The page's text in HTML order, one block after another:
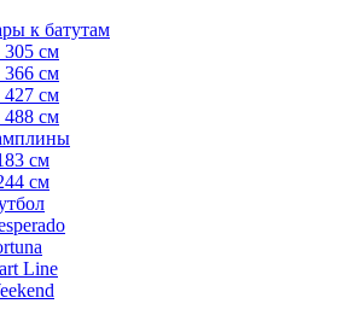
к батутам
305 см
366 см
427 см
488 см
см
см
Line